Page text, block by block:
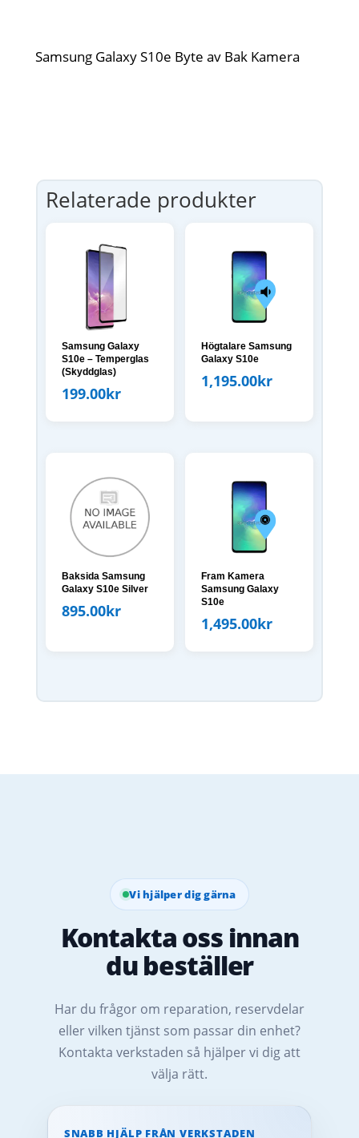
Samsung Galaxy S10e Byte av Bak Kamera
Relaterade produkter
Samsung Galaxy
S10e – Temperglas
(Skyddglas)
199.00kr
Högtalare Samsung
Galaxy S10e
1,195.00kr
Baksida Samsung
Galaxy S10e Silver
895.00kr
Fram Kamera
Samsung Galaxy
S10e
1,495.00kr
Vi hjälper dig gärna
Kontakta oss innan
du beställer
Har du frågor om reparation, reservdelar
eller vilken tjänst som passar din enhet?
Kontakta verkstaden så hjälper vi dig att
välja rätt.
SNABB HJÄLP FRÅN VERKSTADEN